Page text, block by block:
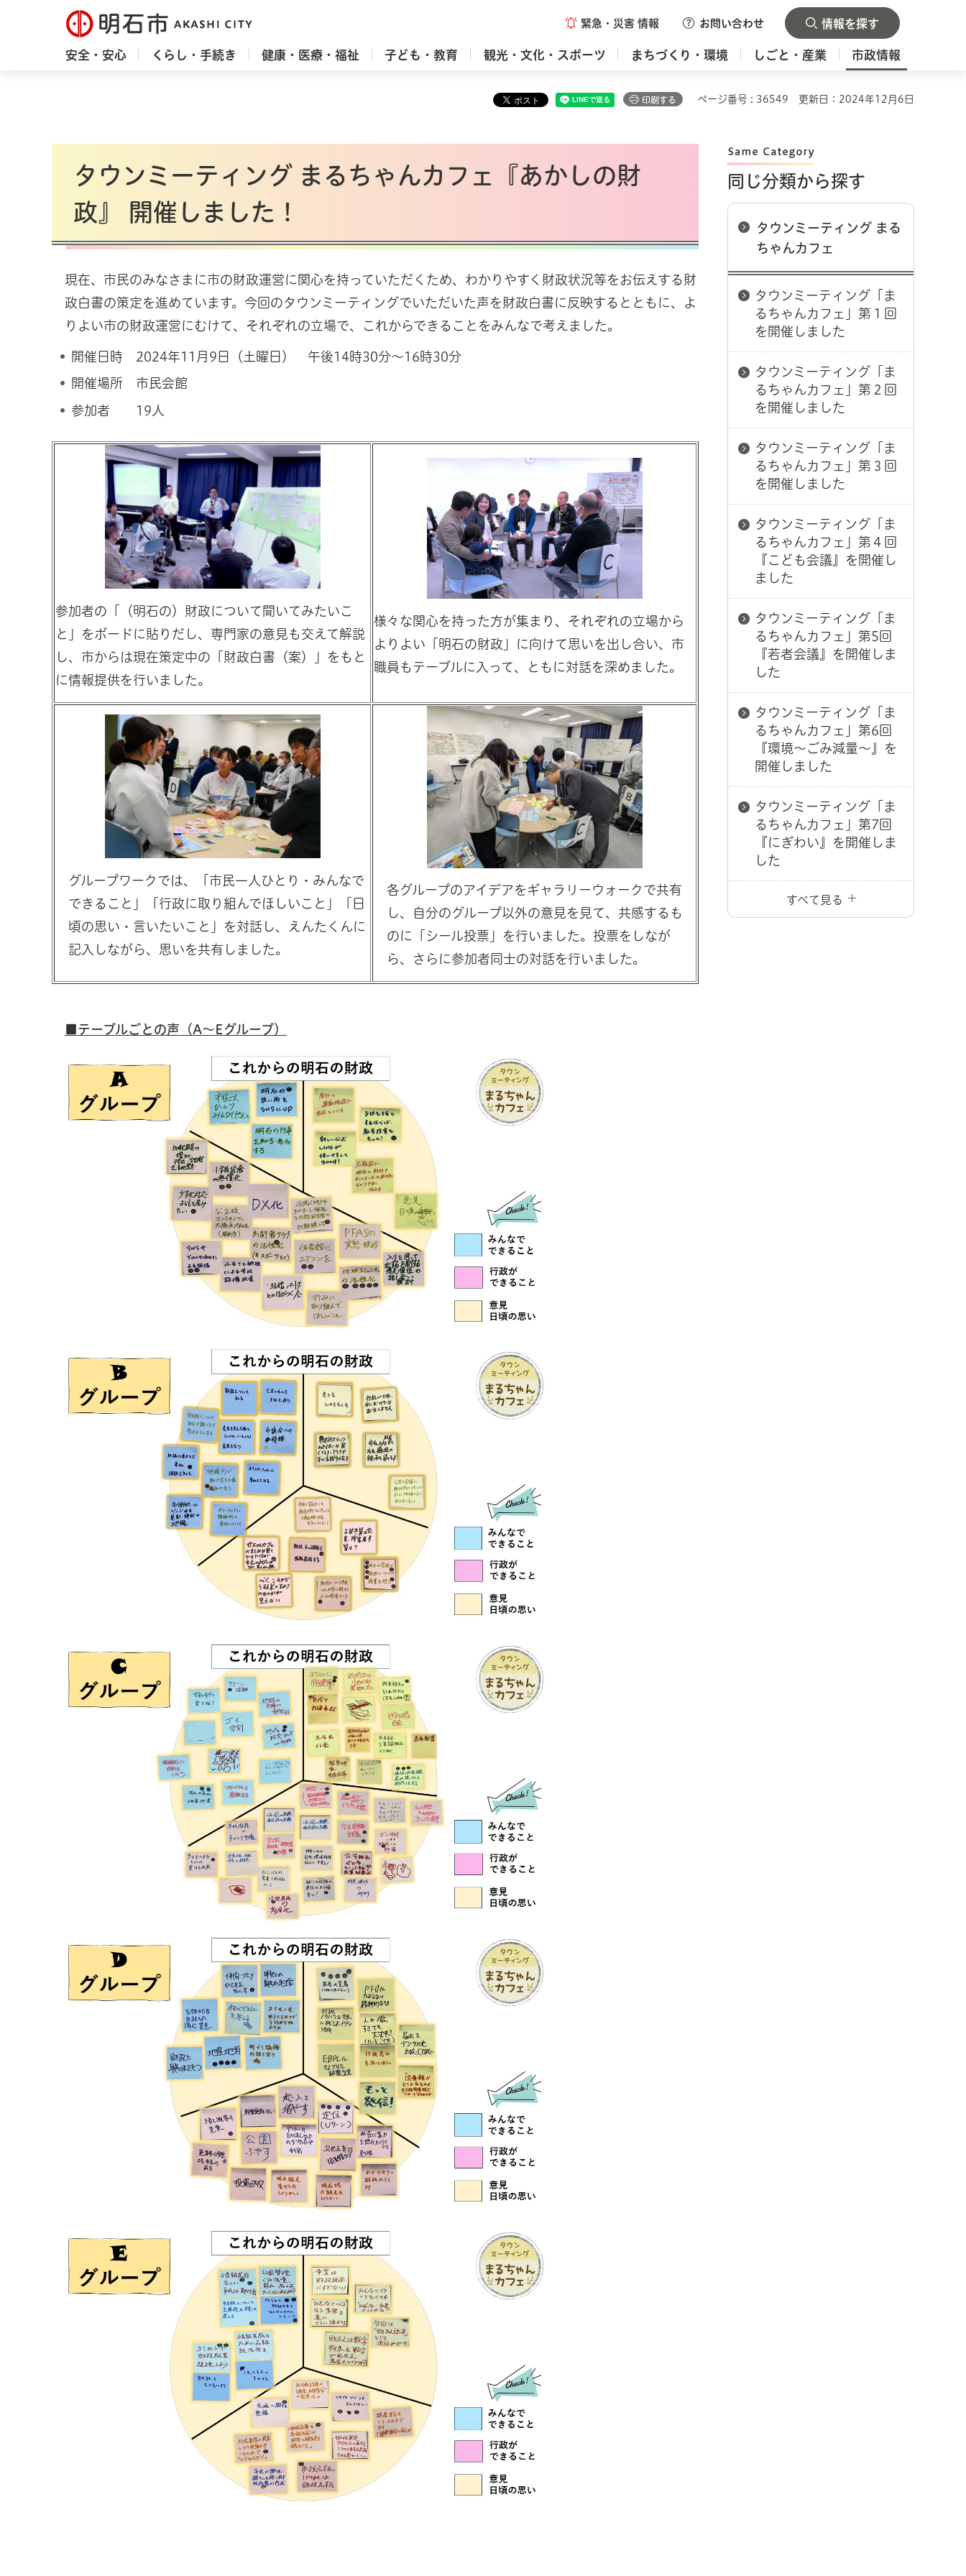
明石市 緊急・災害 情報 お問い合わせ 情報を探す
安全・安心 くらし・手続き 健康・医療・福祉 子ども・教育 観光・文化・スポーツ まちづくり・環境 しごと・産業 市政情報
印刷する ページ番号 : 36549 更新日：2024年12月6日
タウンミーティング まるちゃんカフェ『あかしの財
政』 開催しました！
現在、市民のみなさまに市の財政運営に関心を持っていただくため、わかりやすく財政状況等をお伝えする財
政白書の策定を進めています。今回のタウンミーティングでいただいた声を財政白書に反映するとともに、よ
りよい市の財政運営にむけて、それぞれの立場で、これからできることをみんなで考えました。
開催日時 2024年11月9日（土曜日） 午後14時30分～16時30分
開催場所 市民会館
参加者 19人
参加者の「（明石の）財政について聞いてみたいこ
と」をボードに貼りだし、専門家の意見も交えて解説
し、市からは現在策定中の「財政白書（案）」をもと
に情報提供を行いました。
様々な関心を持った方が集まり、それぞれの立場から
よりよい「明石の財政」に向けて思いを出し合い、市
職員もテーブルに入って、ともに対話を深めました。
グループワークでは、「市民一人ひとり・みんなで
できること」「行政に取り組んでほしいこと」「日
頃の思い・言いたいこと」を対話し、えんたくんに
記入しながら、思いを共有しました。
各グループのアイデアをギャラリーウォークで共有
し、自分のグループ以外の意見を見て、共感するも
のに「シール投票」を行いました。投票をしなが
ら、さらに参加者同士の対話を行いました。
■テーブルごとの声（A～Eグループ）
同じ分類から探す
タウンミーティング まる
ちゃんカフェ
タウンミーティング「ま
るちゃんカフェ」第１回
を開催しました
タウンミーティング「ま
るちゃんカフェ」第２回
を開催しました
タウンミーティング「ま
るちゃんカフェ」第３回
を開催しました
タウンミーティング「ま
るちゃんカフェ」第４回
『こども会議』を開催し
ました
タウンミーティング「ま
るちゃんカフェ」第5回
『若者会議』を開催しま
した
タウンミーティング「ま
るちゃんカフェ」第6回
『環境～ごみ減量～』を
開催しました
タウンミーティング「ま
るちゃんカフェ」第7回
『にぎわい』を開催しま
した
すべて見る